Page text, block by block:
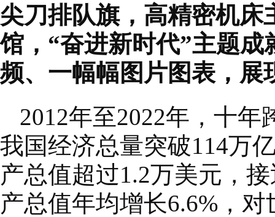
尖刀排队旗，高精密机
馆，“奋进新时代”主题
频、一幅幅图片图表，展
2012年至2022年，十
我国经济总量突破114万
产总值超过1.2万美元，
产总值年均增长6.6%，